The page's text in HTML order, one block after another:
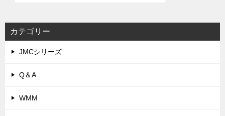
カテゴリー
JMCシリーズ
Q＆A
WMM